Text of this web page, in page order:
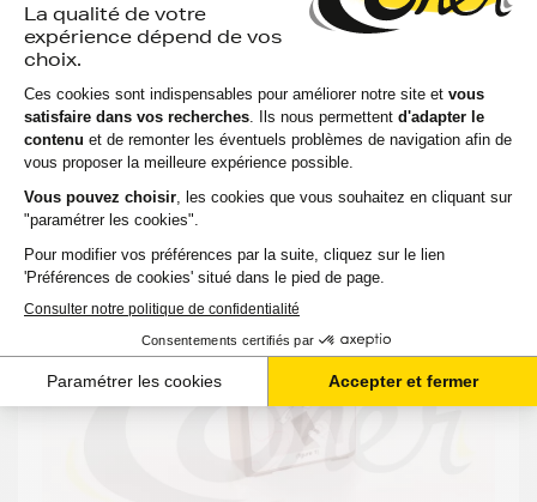
51,17 €TTC
Ajouter au panier